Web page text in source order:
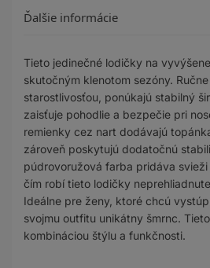
Ďalšie informácie
Tieto jedinečné lodičky na
skutočným klenotom sezóny.
starostlivosťou, ponúkajú stabilný
zaisťuje pohodlie a bezpečie pri
remienky cez nart dodávajú
zároveň poskytujú dodatočnú
púdrovoružová farba pridáva svieži
čím robí tieto lodičky
Ideálne pre ženy, ktoré chcú
svojmu outfitu unikátny šmrnc.
kombináciou štýlu a funkčnosti.